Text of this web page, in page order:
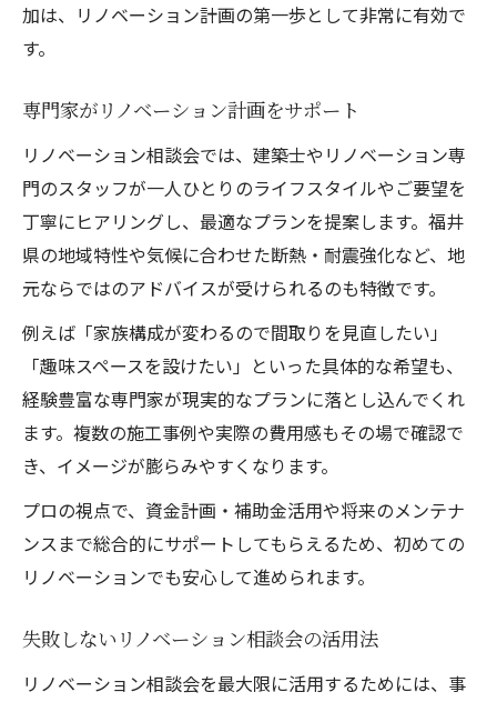
加は、リノベーション計画の第一歩として非常に有効で
す。
専門家がリノベーション計画をサポート
リノベーション相談会では、建築士やリノベーション専
門のスタッフが一人ひとりのライフスタイルやご要望を
丁寧にヒアリングし、最適なプランを提案します。福井
県の地域特性や気候に合わせた断熱・耐震強化など、地
元ならではのアドバイスが受けられるのも特徴です。
例えば「家族構成が変わるので間取りを見直したい」
「趣味スペースを設けたい」といった具体的な希望も、
経験豊富な専門家が現実的なプランに落とし込んでくれ
ます。複数の施工事例や実際の費用感もその場で確認で
き、イメージが膨らみやすくなります。
プロの視点で、資金計画・補助金活用や将来のメンテナ
ンスまで総合的にサポートしてもらえるため、初めての
リノベーションでも安心して進められます。
失敗しないリノベーション相談会の活用法
リノベーション相談会を最大限に活用するためには、事